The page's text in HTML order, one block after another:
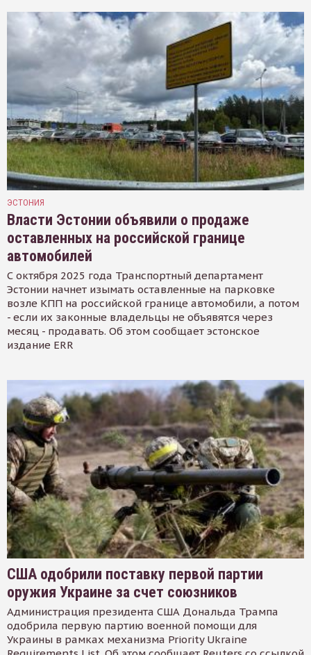
ЭСТОНИЯ
Власти Эстонии объявили о продаже
оставленных на российской границе
автомобилей
С октября 2025 года Транспортный департамент
Эстонии начнет изымать оставленные на парковке
возле КПП на российской границе автомобили, а потом
- если их законные владельцы не объявятся через
месяц - продавать. Об этом сообщает эстонское
издание ERR
США одобрили поставку первой партии
оружия Украине за счет союзников
Администрация президента США Дональда Трампа
одобрила первую партию военной помощи для
Украины в рамках механизма Priority Ukraine